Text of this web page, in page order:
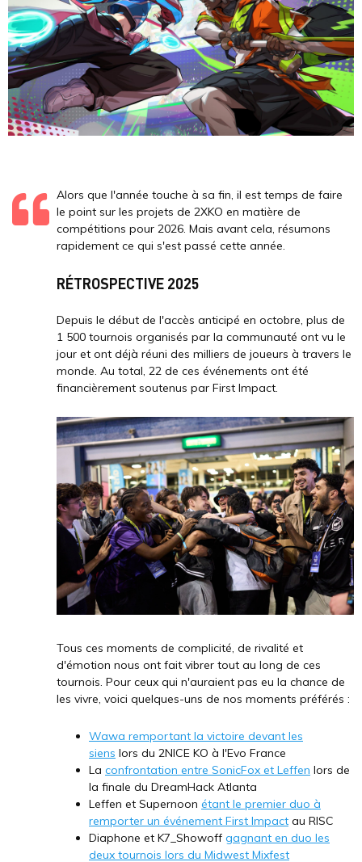
Alors que l'année touche à sa fin, il est temps de faire
le point sur les projets de 2XKO en matière de
compétitions pour 2026. Mais avant cela, résumons
rapidement ce qui s'est passé cette année.
RÉTROSPECTIVE 2025
Depuis le début de l'accès anticipé en octobre, plus de
1 500 tournois organisés par la communauté ont vu le
jour et ont déjà réuni des milliers de joueurs à travers le
monde. Au total, 22 de ces événements ont été
financièrement soutenus par First Impact.
Tous ces moments de complicité, de rivalité et
d'émotion nous ont fait vibrer tout au long de ces
tournois. Pour ceux qui n'auraient pas eu la chance de
les vivre, voici quelques-uns de nos moments préférés :
Wawa remportant la victoire devant les
siens lors du 2NICE KO à l'Evo France
La confrontation entre SonicFox et Leffen lors de
la finale du DreamHack Atlanta
Leffen et Supernoon étant le premier duo à
remporter un événement First Impact au RISC
Diaphone et K7_Showoff gagnant en duo les
deux tournois lors du Midwest Mixfest